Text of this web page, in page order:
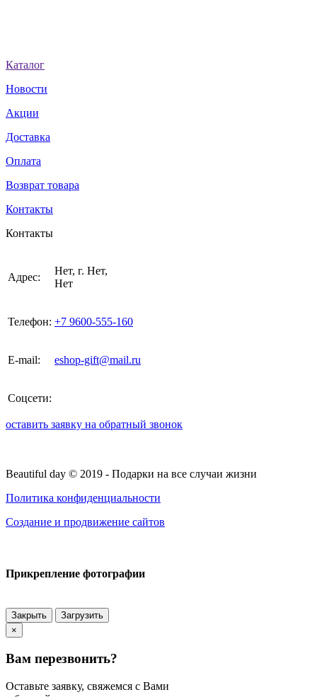
Каталог
Новости
Акции
Доставка
Оплата
Возврат товара
Контакты
Контакты
Адрес:
Нет, г. Нет,
Нет
Телефон: +7 9600-555-160
E-mail: eshop-gift@mail.ru
Соцсети:
оставить заявку на обратный звонок
Beautiful day © 2019 - Подарки на все случаи жизни
Политика конфиденциальности
Создание и продвижение сайтов
Прикрепление фотографии
Закрыть
Загрузить
×
Вам перезвонить?
Оставьте заявку, свяжемся с Вами